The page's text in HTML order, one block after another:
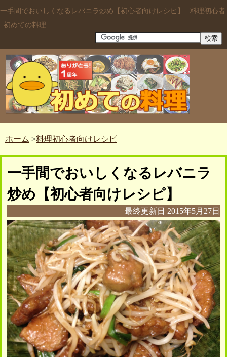
一手間でおいしくなるレバニラ炒め【初心者向けレシピ】 | 料理初心者
| 初めての料理
ホーム >料理初心者向けレシピ
一手間でおいしくなるレバニラ
炒め【初心者向けレシピ】
最終更新日 2015年5月27日